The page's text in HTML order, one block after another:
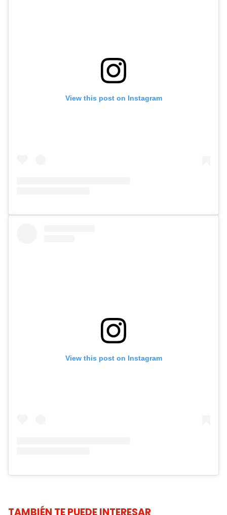
View this post on Instagram
View this post on Instagram
TAMBIÉN TE PUEDE INTERESAR